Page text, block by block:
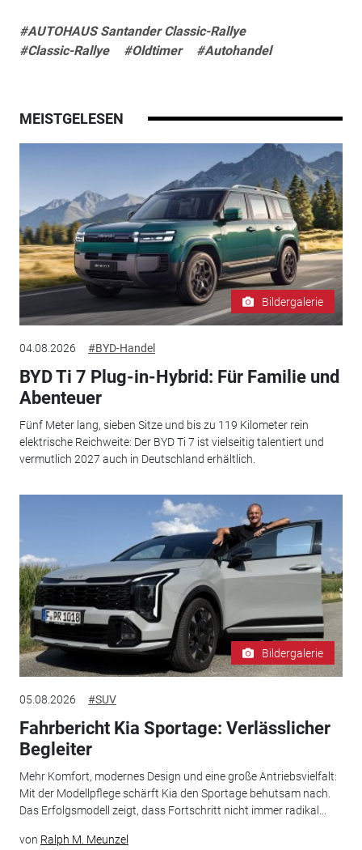
#AUTOHAUS Santander Classic-Rallye
#Classic-Rallye
#Oldtimer #Autohandel
MEISTGELESEN
Bildergalerie
04.08.2026 #BYD-Handel
BYD Ti 7 Plug-in-Hybrid: Für Familie und
Abenteuer
Fünf Meter lang, sieben Sitze und bis zu 119 Kilometer rein
elektrische Reichweite: Der BYD Ti 7 ist vielseitig talentiert und
vermutlich 2027 auch in Deutschland erhältlich.
Bildergalerie
05.08.2026 #SUV
Fahrbericht Kia Sportage: Verlässlicher
Begleiter
Mehr Komfort, modernes Design und eine große Antriebsvielfalt:
Mit der Modellpflege schärft Kia den Sportage behutsam nach.
Das Erfolgsmodell zeigt, dass Fortschritt nicht immer radikal...
von Ralph M. Meunzel